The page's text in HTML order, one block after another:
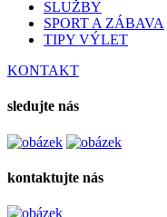
SLUŽBY
SPORT A ZÁBAVA
TIPY VÝLET
KONTAKT
sledujte nás
kontaktujte nás